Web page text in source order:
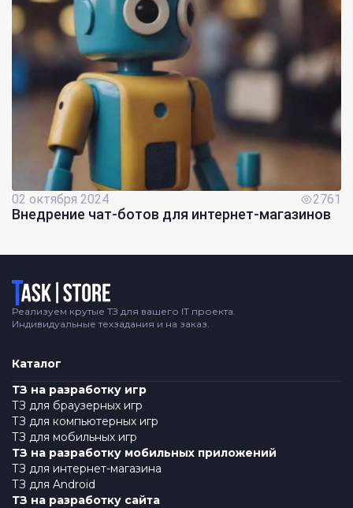
02 октября 2024 2761
Внедрение чат-ботов для интернет-магазинов
Логотип
Реализуем крутые ТЗ для вашего IT проекта.
Индивидуальные техзадания и на заказ.
Каталог
ТЗ на разработку игр
ТЗ для браузерных игр
ТЗ для компьютерных игр
ТЗ для мобильных игр
ТЗ на разработку мобильных приложений
ТЗ для интернет-магазина
ТЗ для Android
ТЗ на разработку сайта